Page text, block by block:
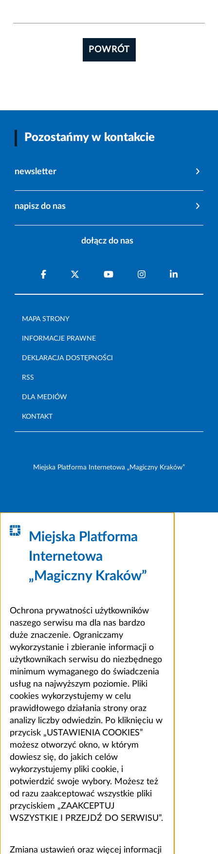
POWRÓT
Pozostańmy w kontakcie
newsletter
napisz do nas
dołącz do nas
MAPA STRONY
INFORMACJE PRAWNE
DEKLARACJA DOSTĘPNOŚCI
RSS
DLA MEDIÓW
KONTAKT
Miejska Platforma Internetowa „Magiczny Kraków”
Miejska Platforma
Internetowa
„Magiczny Kraków”
Ochrona prywatności użytkowników
naszego serwisu ma dla nas bardzo
duże znaczenie. Ograniczamy
wykorzystanie i zbieranie informacji o
użytkownikach serwisu do niezbędnego
minimum wymaganego do świadczenia
usług na najwyższym poziomie. Pliki
cookies wykorzystujemy w celu
prawidłowego działania strony oraz
analizy liczby odwiedzin. Po kliknięciu w
przycisk „USTAWIENIA COOKIES”
możesz otworzyć okno, w którym
dowiesz się, do jakich celów
wykorzystujemy pliki cookie, i
potwierdzić swoje wybory. Możesz też
od razu zaakceptować wszystkie pliki
przyciskiem „ZAAKCEPTUJ
WSZYSTKIE I PRZEJDŹ DO SERWISU”.
Zmiana ustawień oraz więcej informacji